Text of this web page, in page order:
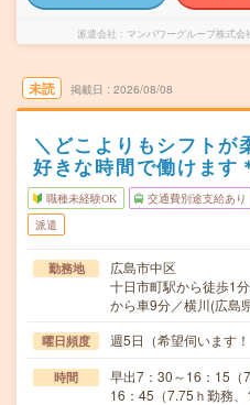
派遣会社 マンパワーグループ株式
未読 掲載日 2026/08/08
＼どこよりもシフトが
好きな時間で働けます
職種未経験OK 交通費別途支給あり
派遣
勤務地
広島市中区
十日市町駅から徒歩1
から車9分／横川(広島
曜日頻度 週5日（希望伺います！
時間
早出7：30～16：15（
16：45（7.75ｈ勤務